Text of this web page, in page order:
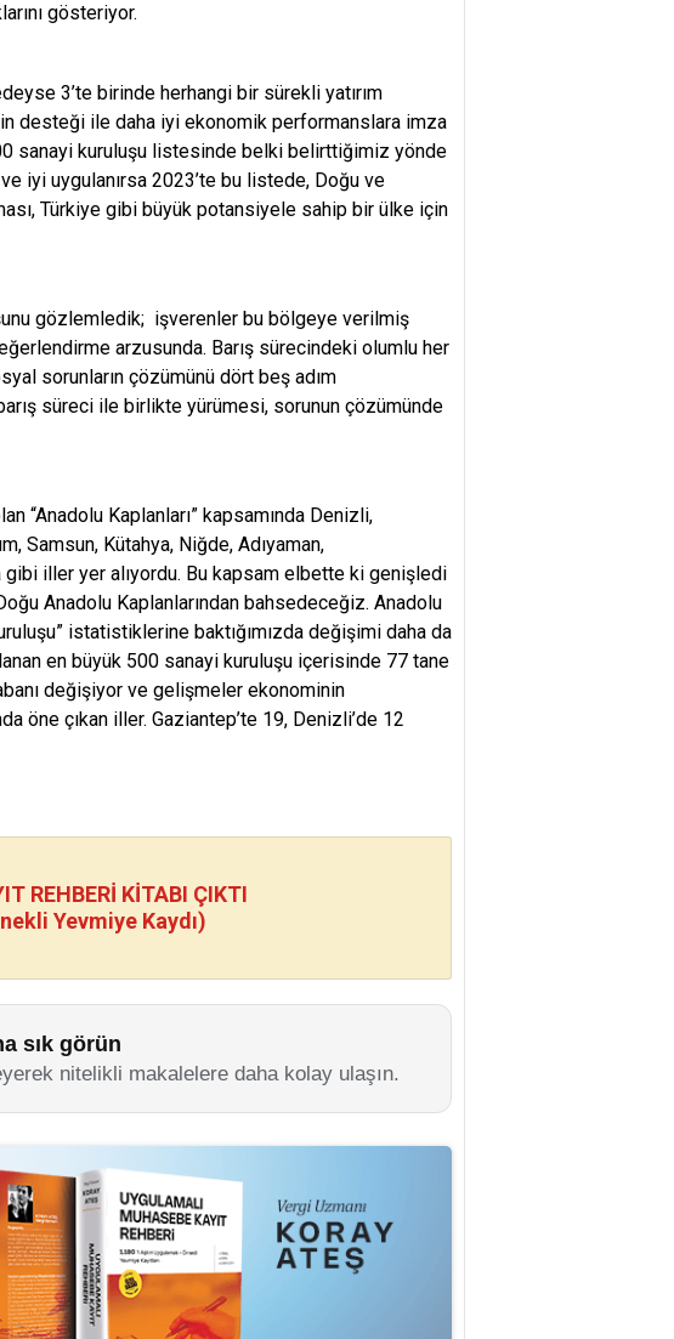
gösteriyor.
3’te birinde herhangi bir sürekli yatırım
desteği ile daha iyi ekonomik performanslara imza
sanayi kuruluşu listesinde belki belirttiğimiz yönde
iyi uygulanırsa 2023’te bu listede, Doğu ve
Türkiye gibi büyük potansiyele sahip bir ülke için
şunu gözlemledik; işverenler bu bölgeye verilmiş
arzusunda. Barış sürecindeki olumlu her
sorunların çözümünü dört beş adım
süreci ile birlikte yürümesi, sorunun çözümünde
“Anadolu Kaplanları” kapsamında Denizli,
Samsun, Kütahya, Niğde, Adıyaman,
gibi iller yer alıyordu. Bu kapsam elbette ki genişledi
Anadolu Kaplanlarından bahsedeceğiz. Anadolu
istatistiklerine baktığımızda değişimi daha da
en büyük 500 sanayi kuruluşu içerisinde 77 tane
değişiyor ve gelişmeler ekonominin
öne çıkan iller. Gaziantep’te 19, Denizli’de 12
REHBERİ KİTABI ÇIKTI
Yevmiye Kaydı)
sık görün
nitelikli makalelere daha kolay ulaşın.